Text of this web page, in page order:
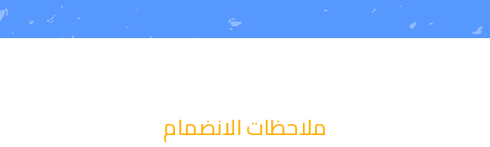
ملاحظات الانضمام